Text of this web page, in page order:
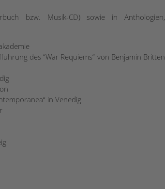
bzw. Musik-CD) sowie in Anthologien,
des “War Requiems” von Benjamin Britten
in Venedig